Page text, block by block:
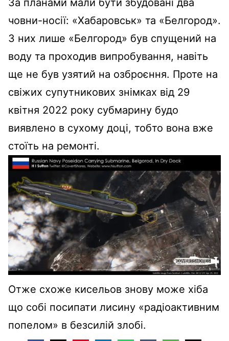
За планами мали бути збудовані два
човни-носії: «Хабаровськ» та «Белгород».
З них лише «Белгород» був спущений на
воду та проходив випробування, навіть
ще не був узятий на озброєння. Проте на
свіжих супутникових знімках від 29
квітня 2022 року субмарину будо
виявлено в сухому доці, тобто вона вже
стоїть на ремонті.
Отже схоже кисельов знову може хіба
що собі посипати лисину «радіоактивним
попелом» в безсилій злобі.